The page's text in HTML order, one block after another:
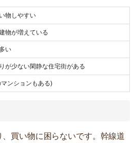
物しやすい
物が増えている
い
が少ない閑静な住宅街がある
ンションもある)
買い物に困らないです。幹線道